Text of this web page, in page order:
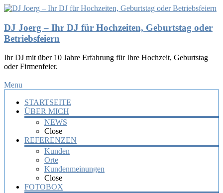
DJ Joerg – Ihr DJ für Hochzeiten, Geburtstag oder
Betriebsfeiern
Ihr DJ mit über 10 Jahre Erfahrung für Ihre Hochzeit, Geburtstag
oder Firmenfeier.
Menu
STARTSEITE
ÜBER MICH
NEWS
Close
REFERENZEN
Kunden
Orte
Kundenmeinungen
Close
FOTOBOX